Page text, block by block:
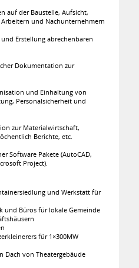
auf der Baustelle, Aufsicht,
und Nachunternehmern
Erstellung abrechenbaren
Dokumentation zur
und Einhaltung von
Personalsicherheit und
zur Materialwirtschaft,
Berichte, etc.
Software Pakete (AutoCAD,
Project).
und Werkstatt für
und Büros für lokale Gemeinde
für 1×300MW
Dach von Theatergebäude